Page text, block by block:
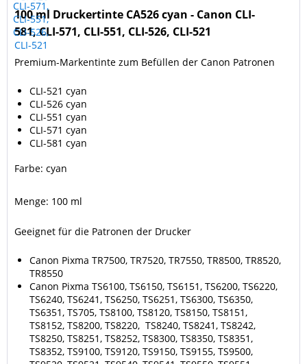
100 ml Druckertinte CA526 cyan - Canon CLI-
581, CLI-571, CLI-551, CLI-526, CLI-521
Premium-Markentinte zum Befüllen der Canon Patronen
CLI-521 cyan
CLI-526 cyan
CLI-551 cyan
CLI-571 cyan
CLI-581 cyan
Farbe: cyan
Menge: 100 ml
Geeignet für die Patronen der Drucker
Canon Pixma TR7500, TR7520, TR7550, TR8500, TR8520,
TR8550
Canon Pixma TS6100, TS6150, TS6151, TS6200, TS6220,
TS6240, TS6241, TS6250, TS6251, TS6300, TS6350,
TS6351, TS705, TS8100, TS8120, TS8150, TS8151,
TS8152, TS8200, TS8220, TS8240, TS8241, TS8242,
TS8250, TS8251, TS8252, TS8300, TS8350, TS8351,
TS8352, TS9100, TS9120, TS9150, TS9155, TS9500,